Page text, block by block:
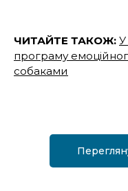
ЧИТАЙТЕ ТАКОЖ: У
програму
собаками